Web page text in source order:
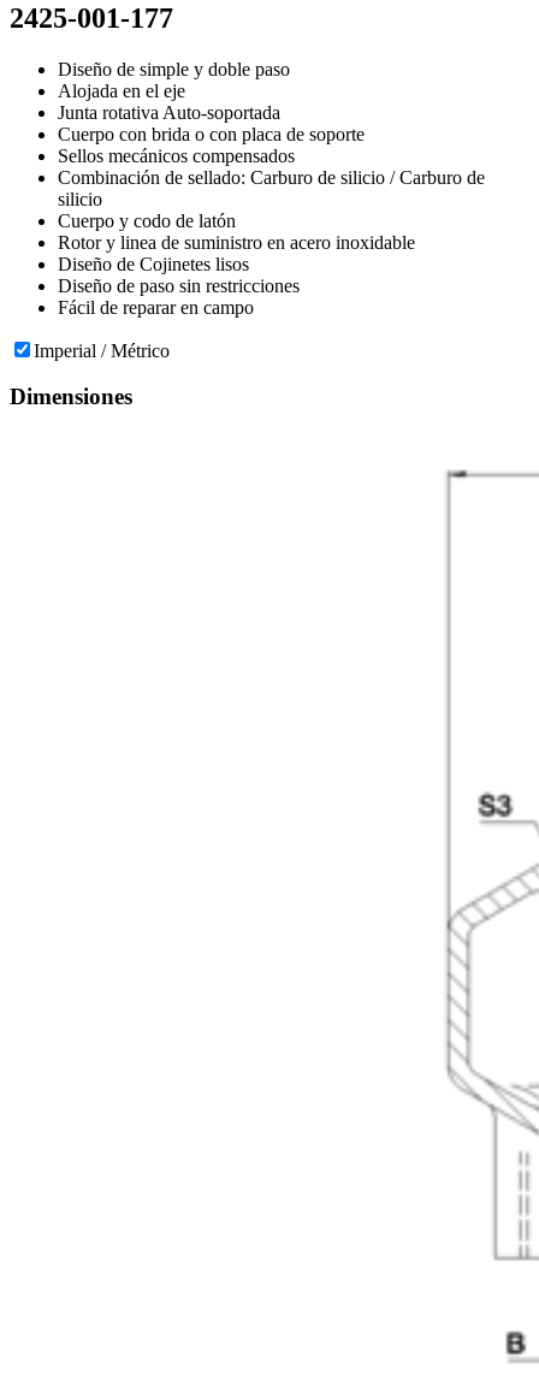
2425-001-177
Diseño de simple y doble paso
Alojada en el eje
Junta rotativa Auto-soportada
Cuerpo con brida o con placa de soporte
Sellos mecánicos compensados
Combinación de sellado: Carburo de silicio / Carburo de
silicio
Cuerpo y codo de latón
Rotor y linea de suministro en acero inoxidable
Diseño de Cojinetes lisos
Diseño de paso sin restricciones
Fácil de reparar en campo
Imperial / Métrico
Dimensiones